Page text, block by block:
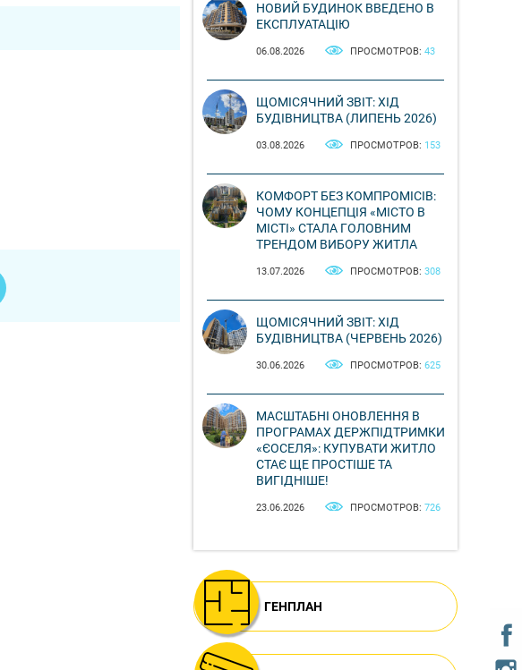
НОВИЙ БУДИНОК ВВЕДЕНО В
ЕКСПЛУАТАЦІЮ
06.08.2026 ПРОСМОТРОВ: 43
ЩОМІСЯЧНИЙ ЗВІТ: ХІД
БУДІВНИЦТВА (ЛИПЕНЬ 2026)
03.08.2026 ПРОСМОТРОВ: 153
КОМФОРТ БЕЗ КОМПРОМІСІВ:
ЧОМУ КОНЦЕПЦІЯ «МІСТО В
МІСТІ» СТАЛА ГОЛОВНИМ
ТРЕНДОМ ВИБОРУ ЖИТЛА
13.07.2026 ПРОСМОТРОВ: 308
ЩОМІСЯЧНИЙ ЗВІТ: ХІД
БУДІВНИЦТВА (ЧЕРВЕНЬ 2026)
30.06.2026 ПРОСМОТРОВ: 625
МАСШТАБНІ ОНОВЛЕННЯ В
ПРОГРАМАХ ДЕРЖПІДТРИМКИ
«ЄОСЕЛЯ»: КУПУВАТИ ЖИТЛО
СТАЄ ЩЕ ПРОСТІШЕ ТА
ВИГІДНІШЕ!
23.06.2026 ПРОСМОТРОВ: 726
ГЕНПЛАН